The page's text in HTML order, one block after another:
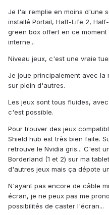
Je l'ai remplie en moins d'une
installé Portail, Half-Life 2,
green box offert en ce moment
interne...
Niveau jeux, c'est une vraie
Je joue principalement avec la
sur plein d'autres.
Les jeux sont tous fluides,
c'est possible.
Pour trouver des jeux
Shield hub est très bien faite.
retrouve le Nvidia gris... C'est
Borderland (1 et 2) sur ma
d'autres jeux mais ça dépote
N'ayant pas encore de câble
écran, je ne peux pas me
possibilités de caster l'écran...